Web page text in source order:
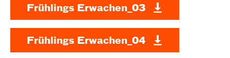
Frühlings Erwachen_03
Frühlings Erwachen_04